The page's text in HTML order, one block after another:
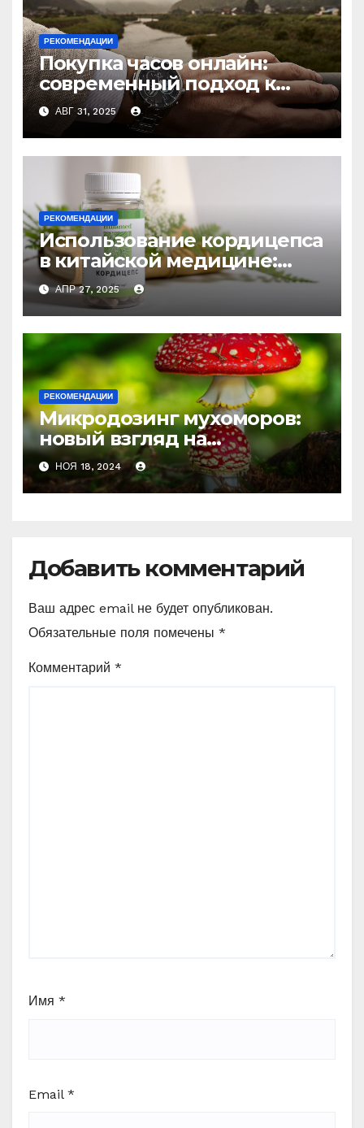
РЕКОМЕНДАЦИИ
Покупка часов онлайн:
современный подход к
выбору аксессуаров
АВГ 31, 2025
РЕКОМЕНДАЦИИ
Использование кордицепса
в китайской медицине:
природное средство
против усталости и
истощения
АПР 27, 2025
РЕКОМЕНДАЦИИ
Микродозинг мухоморов:
новый взгляд на
психоделику
НОЯ 18, 2024
Добавить комментарий
Ваш адрес email не будет опубликован.
Обязательные поля помечены *
Комментарий *
Имя *
Email *